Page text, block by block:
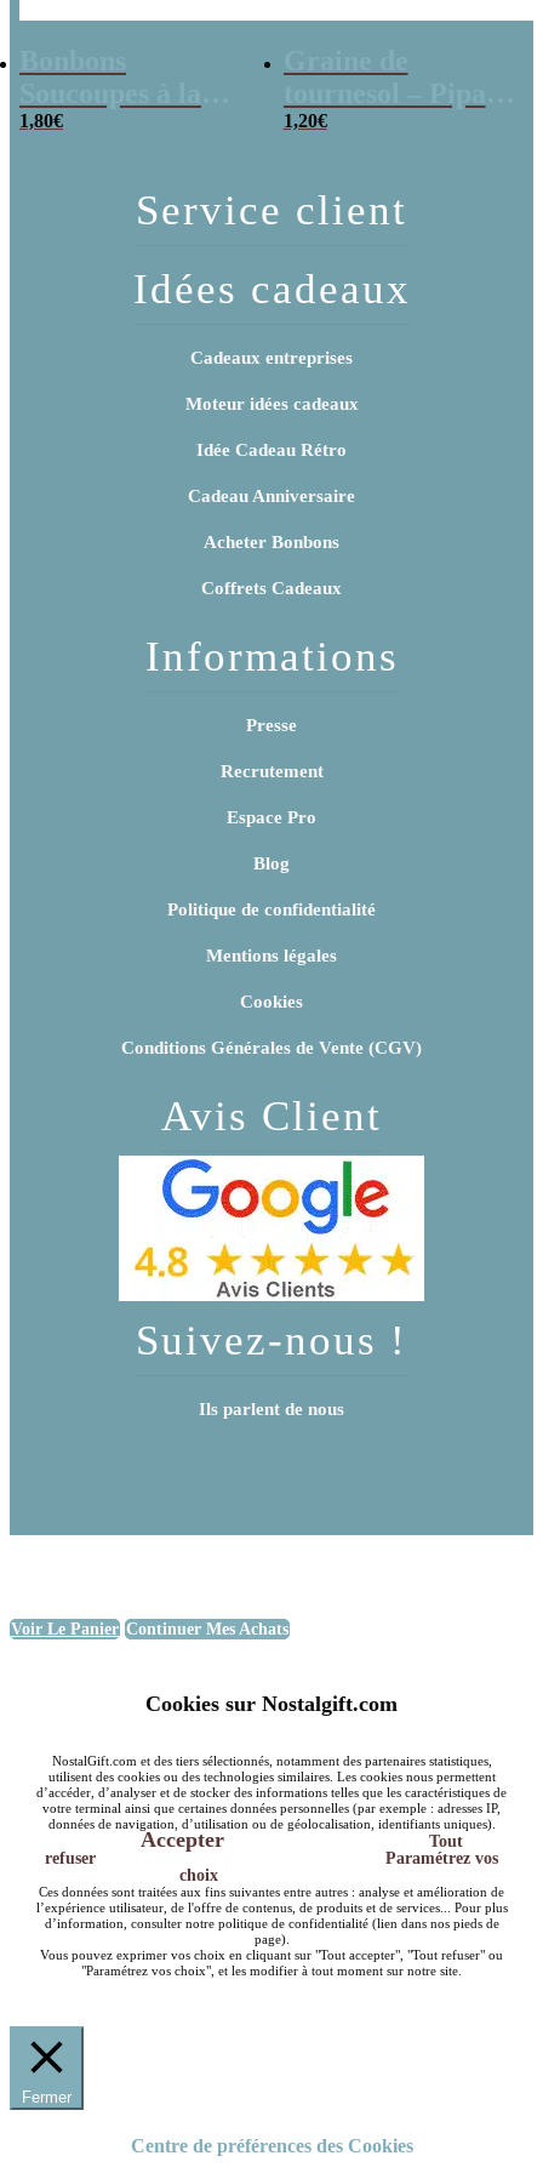
poudre (x20)
1,80€
x 3
1,20€
Service client
Idées cadeaux
Cadeaux entreprises
Moteur idées cadeaux
Idée Cadeau Rétro
Cadeau Anniversaire
Acheter Bonbons
Coffrets Cadeaux
Informations
Presse
Recrutement
Espace Pro
Blog
Politique de confidentialité
Mentions légales
Cookies
Conditions Générales de Vente (CGV)
Avis Client
Suivez-nous !
Ils parlent de nous
Voir Le Panier Continuer Mes Achats
Cookies sur Nostalgift.com
NostalGift.com et des tiers sélectionnés, notamment des partenaires statistiques,
utilisent des cookies ou des technologies similaires. Les cookies nous permettent
d’accéder, d’analyser et de stocker des informations telles que les caractéristiques de
votre terminal ainsi que certaines données personnelles (par exemple : adresses IP,
données de navigation, d’utilisation ou de géolocalisation, identifiants uniques).
Accepter
Tout
refuser
Paramétrez vos
choix
Ces données sont traitées aux fins suivantes entre autres : analyse et amélioration de
l’expérience utilisateur, de l'offre de contenus, de produits et de services... Pour plus
d’information, consulter notre politique de confidentialité (lien dans nos pieds de
page).
Vous pouvez exprimer vos choix en cliquant sur "Tout accepter", "Tout refuser" ou
"Paramétrez vos choix", et les modifier à tout moment sur notre site.
Fermer
Centre de préférences des Cookies